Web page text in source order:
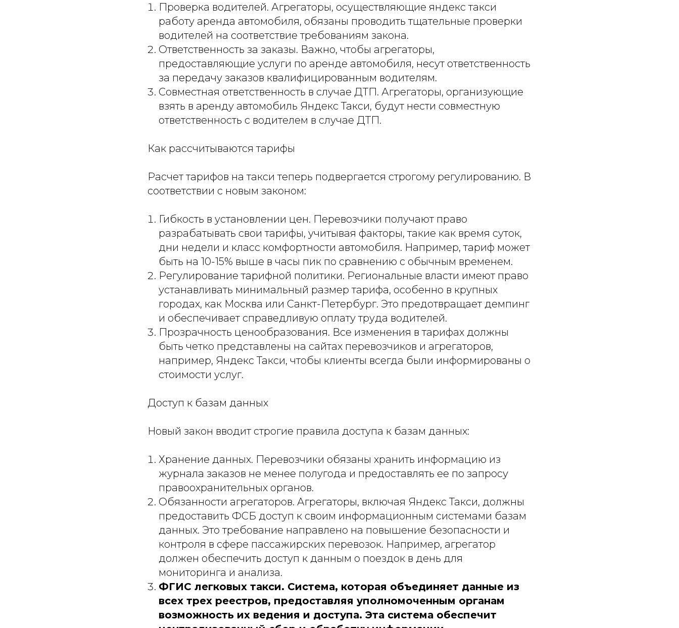
Проверка водителей. Агрегаторы, осуществляющие яндекс такси
работу аренда автомобиля, обязаны проводить тщательные проверки
водителей на соответствие требованиям закона.
Ответственность за заказы. Важно, чтобы агрегаторы,
предоставляющие услуги по аренде автомобиля, несут ответственность
за передачу заказов квалифицированным водителям.
Совместная ответственность в случае ДТП. Агрегаторы, организующие
взять в аренду автомобиль Яндекс Такси, будут нести совместную
ответственность с водителем в случае ДТП.
Как рассчитываются тарифы
Расчет тарифов на такси теперь подвергается строгому регулированию. В
соответствии с новым законом:
Гибкость в установлении цен. Перевозчики получают право
разрабатывать свои тарифы, учитывая факторы, такие как время суток,
дни недели и класс комфортности автомобиля. Например, тариф может
быть на 10-15% выше в часы пик по сравнению с обычным временем.
Регулирование тарифной политики. Региональные власти имеют право
устанавливать минимальный размер тарифа, особенно в крупных
городах, как Москва или Санкт-Петербург. Это предотвращает демпинг
и обеспечивает справедливую оплату труда водителей.
Прозрачность ценообразования. Все изменения в тарифах должны
быть четко представлены на сайтах перевозчиков и агрегаторов,
например, Яндекс Такси, чтобы клиенты всегда были информированы о
стоимости услуг.
Доступ к базам данных
Новый закон вводит строгие правила доступа к базам данных:
Хранение данных. Перевозчики обязаны хранить информацию из
журнала заказов не менее полугода и предоставлять ее по запросу
правоохранительных органов.
Обязанности агрегаторов. Агрегаторы, включая Яндекс Такси, должны
предоставить ФСБ доступ к своим информационным системами базам
данных. Это требование направлено на повышение безопасности и
контроля в сфере пассажирских перевозок. Например, агрегатор
должен обеспечить доступ к данным о поездок в день для
мониторинга и анализа.
ФГИС легковых такси. Система, которая объединяет данные из
всех трех реестров, предоставляя уполномоченным органам
возможность их ведения и доступа. Эта система обеспечит